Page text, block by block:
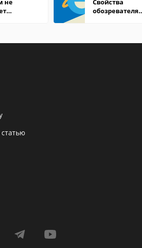
не
Свойства
обозревателя